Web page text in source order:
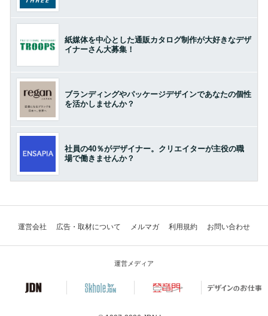
紙媒体を中心とした通販カタログ制作が大好きなデザ
イナーさん大募集！
ブランディングやパッケージデザインであなたの個性
を活かしませんか？
社員の40％がデザイナー。クリエイターが主役の職
場で働きませんか？
運営会社 広告・取材について メルマガ 利用規約 お問い合わせ
運営メディア